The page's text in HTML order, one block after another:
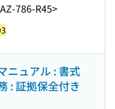
786-R45>
ニュアル : 書式
: 証拠保全付き